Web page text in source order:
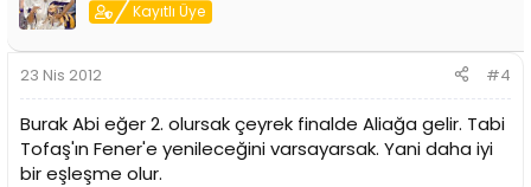
Kayıtlı Üye
23 Nis 2012 #4
Burak Abi eğer 2. olursak çeyrek finalde Aliağa gelir. Tabi
Tofaş'ın Fener'e yenileceğini varsayarsak. Yani daha iyi
bir eşleşme olur.